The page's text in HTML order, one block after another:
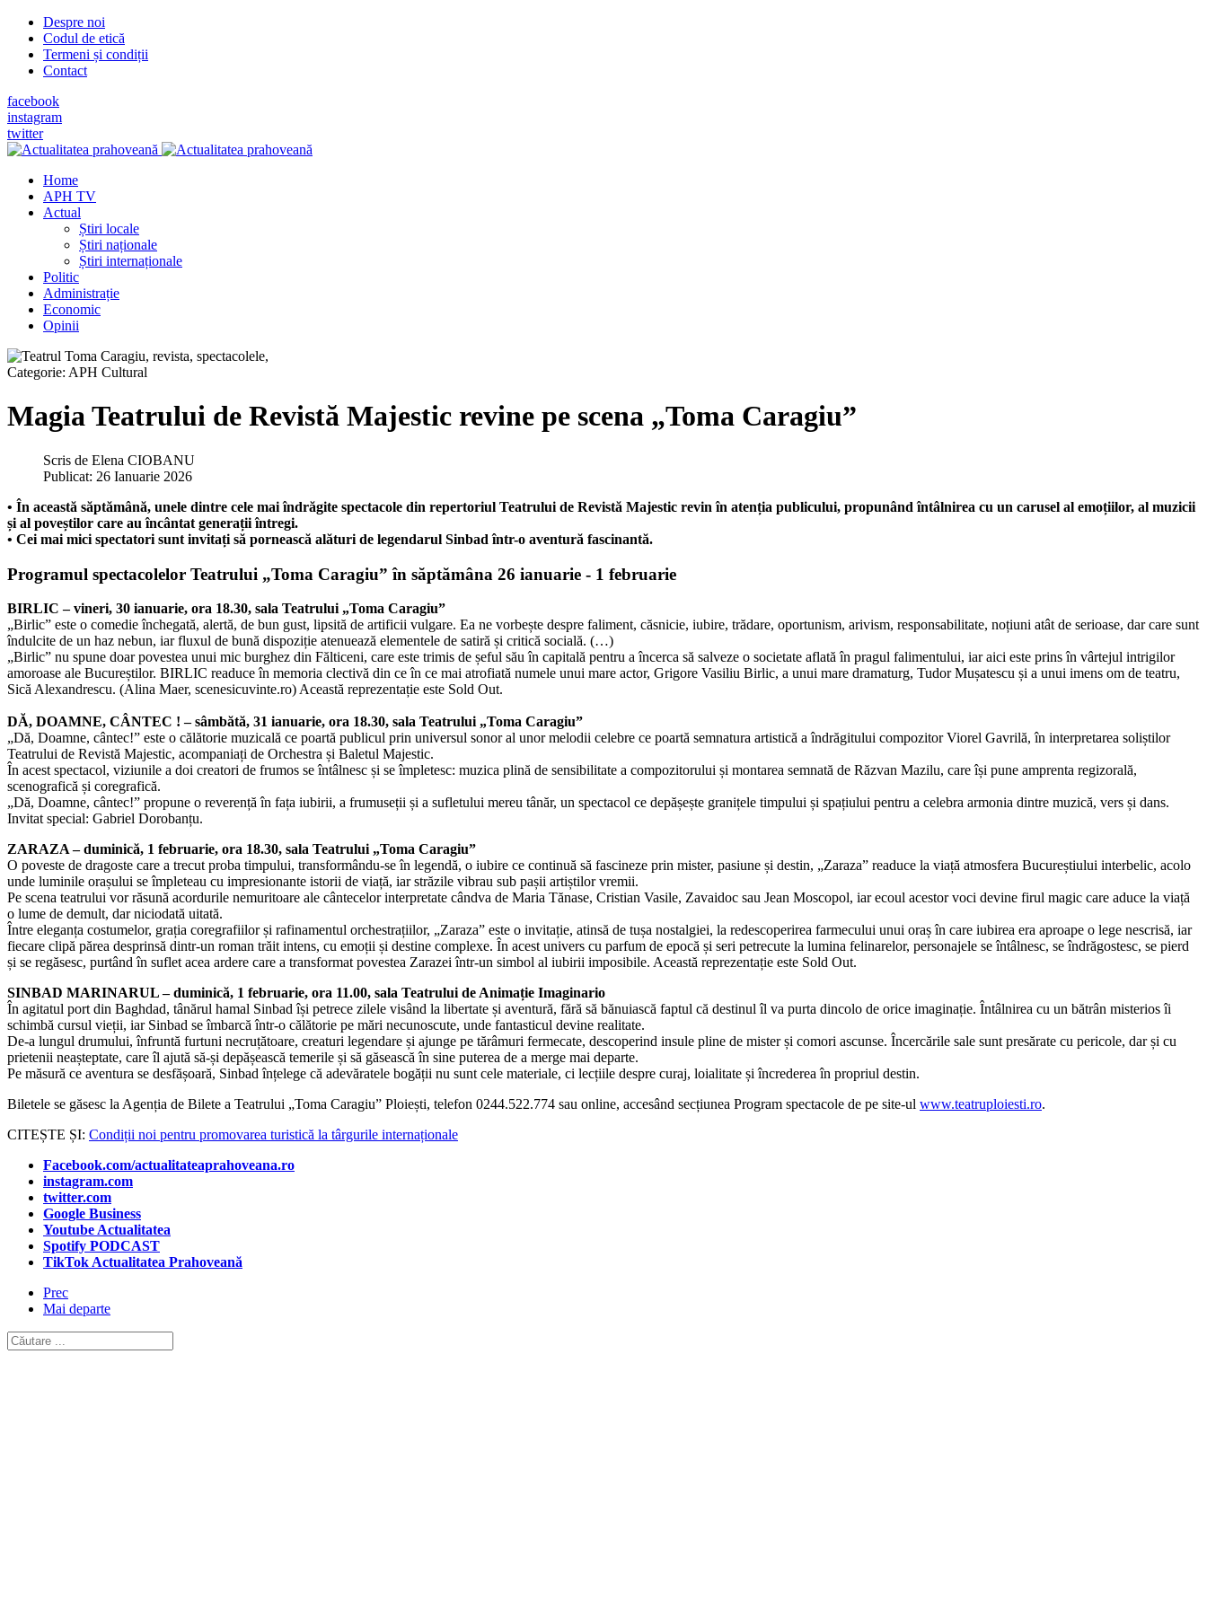
Despre noi
Codul de etică
Termeni și condiții
Contact
facebook
instagram
twitter
Home
APH TV
Actual
Știri locale
Știri naționale
Știri internaționale
Politic
Administrație
Economic
Opinii
Categorie: APH Cultural
Magia Teatrului de Revistă Majestic revine pe scena „Toma Caragiu”
Scris de Elena CIOBANU
Publicat: 26 Ianuarie 2026
• În această săptămână, unele dintre cele mai îndrăgite spectacole din repertoriul Teatrului de Revistă Majestic revin în atenția publicului, propunând întâlnirea cu un carusel al emoțiilor, al muzicii
și al poveștilor care au încântat generații întregi.
• Cei mai mici spectatori sunt invitați să pornească alături de legendarul Sinbad într-o aventură fascinantă.
Programul spectacolelor Teatrului „Toma Caragiu” în săptămâna 26 ianuarie - 1 februarie
BIRLIC – vineri, 30 ianuarie, ora 18.30, sala Teatrului „Toma Caragiu”
„Birlic” este o comedie închegată, alertă, de bun gust, lipsită de artificii vulgare. Ea ne vorbește despre faliment, căsnicie, iubire, trădare, oportunism, arivism, responsabilitate, noțiuni atât de serioase, dar care sunt
îndulcite de un haz nebun, iar fluxul de bună dispoziție atenuează elementele de satiră și critică socială. (…)
„Birlic” nu spune doar povestea unui mic burghez din Fălticeni, care este trimis de șeful său în capitală pentru a încerca să salveze o societate aflată în pragul falimentului, iar aici este prins în vârtejul intrigilor
amoroase ale Bucureștilor. BIRLIC readuce în memoria clectivă din ce în ce mai atrofiată numele unui mare actor, Grigore Vasiliu Birlic, a unui mare dramaturg, Tudor Mușatescu și a unui imens om de teatru,
Sică Alexandrescu. (Alina Maer, scenesicuvinte.ro) Această reprezentație este Sold Out.
DĂ, DOAMNE, CÂNTEC ! – sâmbătă, 31 ianuarie, ora 18.30, sala Teatrului „Toma Caragiu”
„Dă, Doamne, cântec!” este o călătorie muzicală ce poartă publicul prin universul sonor al unor melodii celebre ce poartă semnatura artistică a îndrăgitului compozitor Viorel Gavrilă, în interpretarea soliștilor
Teatrului de Revistă Majestic, acompaniați de Orchestra și Baletul Majestic.
În acest spectacol, viziunile a doi creatori de frumos se întâlnesc și se împletesc: muzica plină de sensibilitate a compozitorului și montarea semnată de Răzvan Mazilu, care își pune amprenta regizorală,
scenografică și coregrafică.
„Dă, Doamne, cântec!” propune o reverență în fața iubirii, a frumuseții și a sufletului mereu tânăr, un spectacol ce depășește granițele timpului și spațiului pentru a celebra armonia dintre muzică, vers și dans.
Invitat special: Gabriel Dorobanțu.
ZARAZA – duminică, 1 februarie, ora 18.30, sala Teatrului „Toma Caragiu”
O poveste de dragoste care a trecut proba timpului, transformându-se în legendă, o iubire ce continuă să fascineze prin mister, pasiune și destin, „Zaraza” readuce la viață atmosfera Bucureștiului interbelic, acolo
unde luminile orașului se împleteau cu impresionante istorii de viață, iar străzile vibrau sub pașii artiștilor vremii.
Pe scena teatrului vor răsună acordurile nemuritoare ale cântecelor interpretate cândva de Maria Tănase, Cristian Vasile, Zavaidoc sau Jean Moscopol, iar ecoul acestor voci devine firul magic care aduce la viață
o lume de demult, dar niciodată uitată.
Între eleganța costumelor, grația coregrafiilor și rafinamentul orchestrațiilor, „Zaraza” este o invitație, atinsă de tușa nostalgiei, la redescoperirea farmecului unui oraș în care iubirea era aproape o lege nescrisă, iar
fiecare clipă părea desprinsă dintr-un roman trăit intens, cu emoții și destine complexe. În acest univers cu parfum de epocă și seri petrecute la lumina felinarelor, personajele se întâlnesc, se îndrăgostesc, se pierd
și se regăsesc, purtând în suflet acea ardere care a transformat povestea Zarazei într-un simbol al iubirii imposibile. Această reprezentație este Sold Out.
SINBAD MARINARUL – duminică, 1 februarie, ora 11.00, sala Teatrului de Animație Imaginario
În agitatul port din Baghdad, tânărul hamal Sinbad își petrece zilele visând la libertate și aventură, fără să bănuiască faptul că destinul îl va purta dincolo de orice imaginație. Întâlnirea cu un bătrân misterios îi
schimbă cursul vieții, iar Sinbad se îmbarcă într-o călătorie pe mări necunoscute, unde fantasticul devine realitate.
De-a lungul drumului, înfruntă furtuni necruțătoare, creaturi legendare și ajunge pe tărâmuri fermecate, descoperind insule pline de mister și comori ascunse. Încercările sale sunt presărate cu pericole, dar și cu
prietenii neașteptate, care îl ajută să-și depășească temerile și să găsească în sine puterea de a merge mai departe.
Pe măsură ce aventura se desfășoară, Sinbad înțelege că adevăratele bogății nu sunt cele materiale, ci lecțiile despre curaj, loialitate și încrederea în propriul destin.
Biletele se găsesc la Agenția de Bilete a Teatrului „Toma Caragiu” Ploiești, telefon 0244.522.774 sau online, accesând secțiunea Program spectacole de pe site-ul www.teatruploiesti.ro.
CITEȘTE ȘI: Condiții noi pentru promovarea turistică la târgurile internaționale
Facebook.com/actualitateaprahoveana.ro
instagram.com
twitter.com
Google Business
Youtube Actualitatea
Spotify PODCAST
TikTok Actualitatea Prahoveană
Prec
Mai departe